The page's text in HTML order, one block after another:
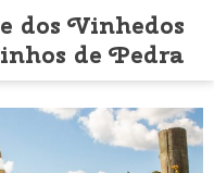
dos Vinhedos
de Pedra